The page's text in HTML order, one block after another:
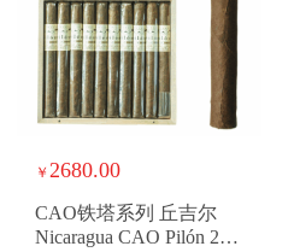
￥ 2680.00
CAO铁塔系列 丘吉尔
Nicaragua CAO Pilón 20